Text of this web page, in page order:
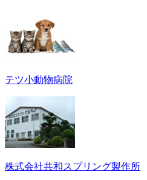
テツ小動物病院
株式会社共和スプリング製作所